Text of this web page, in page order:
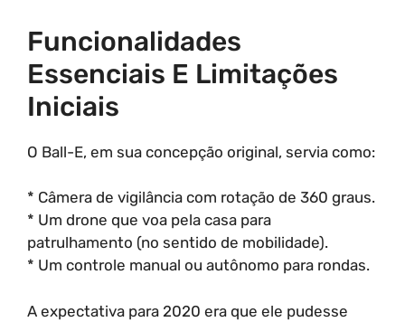
Funcionalidades
Essenciais E Limitações
Iniciais
O Ball-E, em sua concepção original, servia como:
* Câmera de vigilância com rotação de 360 graus.
* Um drone que voa pela casa para
patrulhamento (no sentido de mobilidade).
* Um controle manual ou autônomo para rondas.
A expectativa para 2020 era que ele pudesse